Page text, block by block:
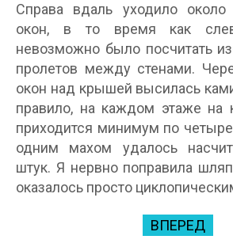
Справа вдаль уходило около
окон, в то время как
невозможно было посчитать
пролетов между стенами.
окон над крышей высилась
правило, на каждом этаже на
приходится минимум по
одним махом удалось
штук. Я нервно поправила
оказалось просто
ВПЕРЕД